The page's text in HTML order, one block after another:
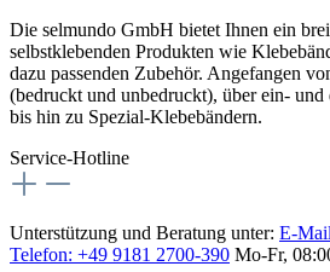
Die selmundo GmbH bietet Ihnen ein
selbstklebenden Produkten wie
dazu passenden Zubehör. Angefangen
(bedruckt und unbedruckt), über ein-
bis hin zu Spezial-Klebebändern.
Service-Hotline
Unterstützung und Beratung unter: E-
Telefon: +49 9181 2700-390 Mo-Fr,